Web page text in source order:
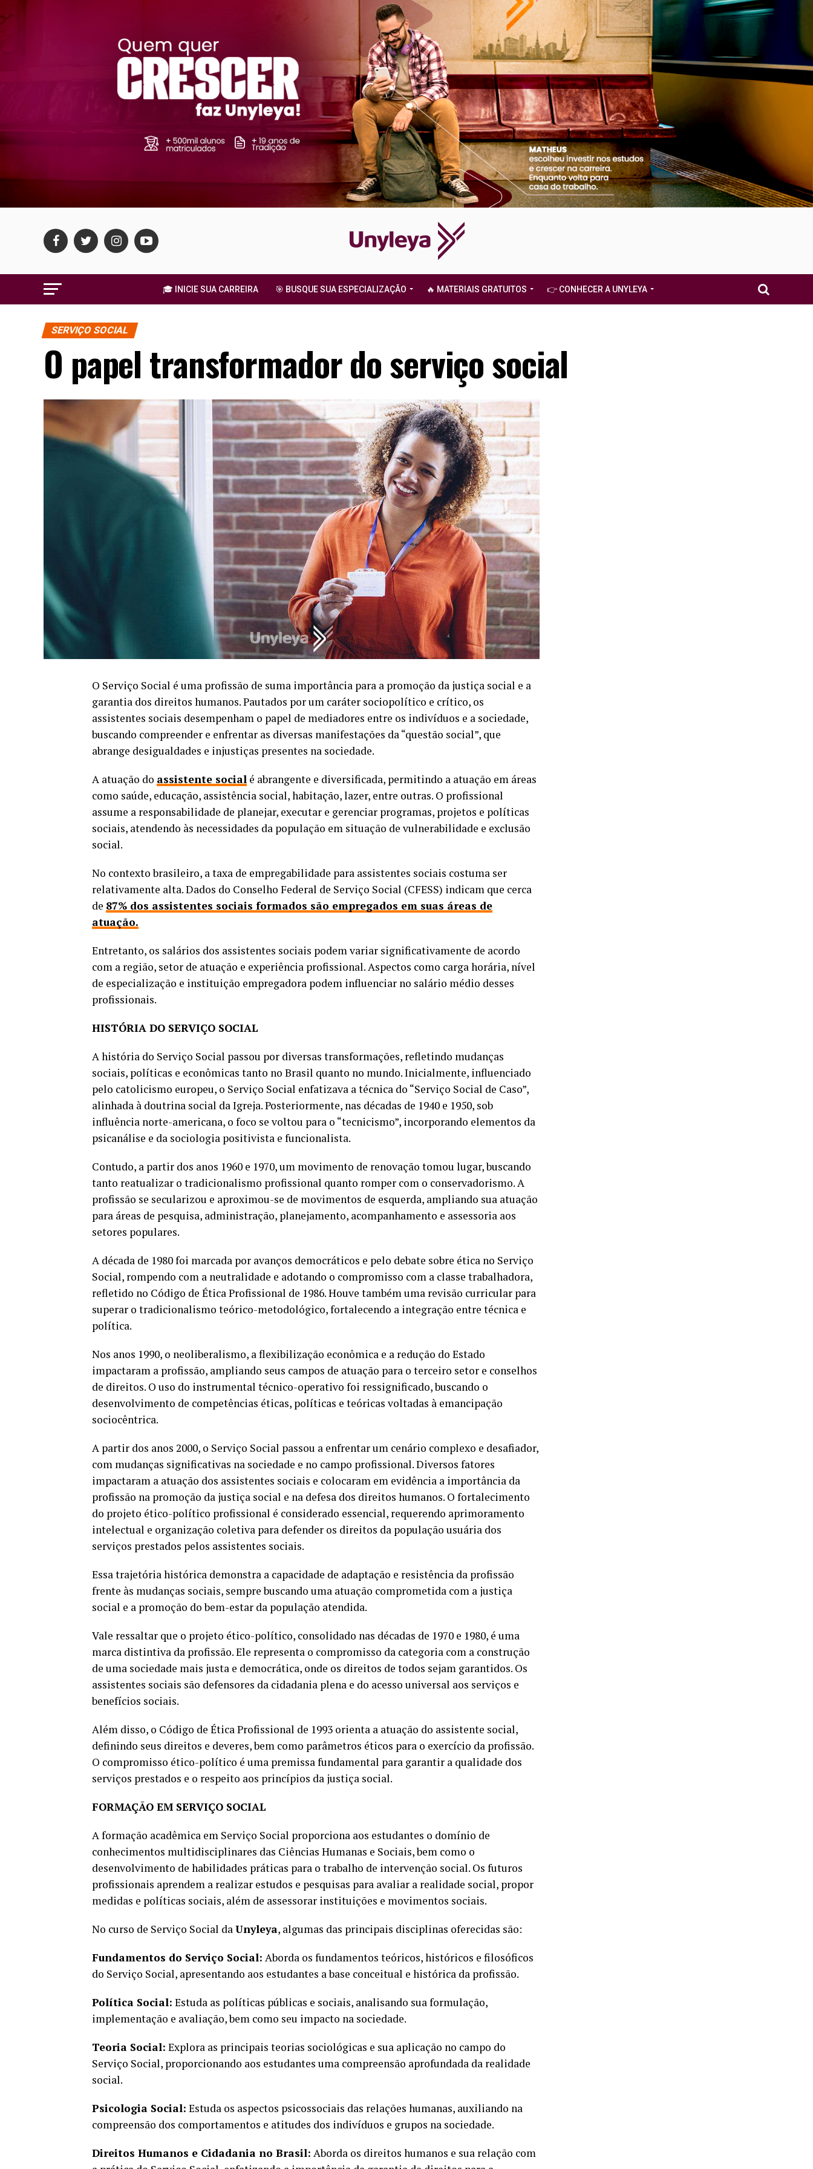
🎓 INICIE SUA CARREIRA 🎯 BUSQUE SUA ESPECIALIZAÇÃO 🔥 MATERIAIS GRATUITOS 👉 CONHECER A UNYLEYA
SERVIÇO SOCIAL
O papel transformador do serviço social
O Serviço Social é uma profissão de suma importância para a promoção da justiça social e a
garantia dos direitos humanos. Pautados por um caráter sociopolítico e crítico, os
assistentes sociais desempenham o papel de mediadores entre os indivíduos e a sociedade,
buscando compreender e enfrentar as diversas manifestações da “questão social”, que
abrange desigualdades e injustiças presentes na sociedade.
A atuação do assistente social é abrangente e diversificada, permitindo a atuação em áreas
como saúde, educação, assistência social, habitação, lazer, entre outras. O profissional
assume a responsabilidade de planejar, executar e gerenciar programas, projetos e políticas
sociais, atendendo às necessidades da população em situação de vulnerabilidade e exclusão
social.
No contexto brasileiro, a taxa de empregabilidade para assistentes sociais costuma ser
relativamente alta. Dados do Conselho Federal de Serviço Social (CFESS) indicam que cerca
de 87% dos assistentes sociais formados são empregados em suas áreas de
atuação.
Entretanto, os salários dos assistentes sociais podem variar significativamente de acordo
com a região, setor de atuação e experiência profissional. Aspectos como carga horária, nível
de especialização e instituição empregadora podem influenciar no salário médio desses
profissionais.
HISTÓRIA DO SERVIÇO SOCIAL
A história do Serviço Social passou por diversas transformações, refletindo mudanças
sociais, políticas e econômicas tanto no Brasil quanto no mundo. Inicialmente, influenciado
pelo catolicismo europeu, o Serviço Social enfatizava a técnica do “Serviço Social de Caso”,
alinhada à doutrina social da Igreja. Posteriormente, nas décadas de 1940 e 1950, sob
influência norte-americana, o foco se voltou para o “tecnicismo”, incorporando elementos da
psicanálise e da sociologia positivista e funcionalista.
Contudo, a partir dos anos 1960 e 1970, um movimento de renovação tomou lugar, buscando
tanto reatualizar o tradicionalismo profissional quanto romper com o conservadorismo. A
profissão se secularizou e aproximou-se de movimentos de esquerda, ampliando sua atuação
para áreas de pesquisa, administração, planejamento, acompanhamento e assessoria aos
setores populares.
A década de 1980 foi marcada por avanços democráticos e pelo debate sobre ética no Serviço
Social, rompendo com a neutralidade e adotando o compromisso com a classe trabalhadora,
refletido no Código de Ética Profissional de 1986. Houve também uma revisão curricular para
superar o tradicionalismo teórico-metodológico, fortalecendo a integração entre técnica e
política.
Nos anos 1990, o neoliberalismo, a flexibilização econômica e a redução do Estado
impactaram a profissão, ampliando seus campos de atuação para o terceiro setor e conselhos
de direitos. O uso do instrumental técnico-operativo foi ressignificado, buscando o
desenvolvimento de competências éticas, políticas e teóricas voltadas à emancipação
sociocêntrica.
A partir dos anos 2000, o Serviço Social passou a enfrentar um cenário complexo e desafiador,
com mudanças significativas na sociedade e no campo profissional. Diversos fatores
impactaram a atuação dos assistentes sociais e colocaram em evidência a importância da
profissão na promoção da justiça social e na defesa dos direitos humanos. O fortalecimento
do projeto ético-político profissional é considerado essencial, requerendo aprimoramento
intelectual e organização coletiva para defender os direitos da população usuária dos
serviços prestados pelos assistentes sociais.
Essa trajetória histórica demonstra a capacidade de adaptação e resistência da profissão
frente às mudanças sociais, sempre buscando uma atuação comprometida com a justiça
social e a promoção do bem-estar da população atendida.
Vale ressaltar que o projeto ético-político, consolidado nas décadas de 1970 e 1980, é uma
marca distintiva da profissão. Ele representa o compromisso da categoria com a construção
de uma sociedade mais justa e democrática, onde os direitos de todos sejam garantidos. Os
assistentes sociais são defensores da cidadania plena e do acesso universal aos serviços e
benefícios sociais.
Além disso, o Código de Ética Profissional de 1993 orienta a atuação do assistente social,
definindo seus direitos e deveres, bem como parâmetros éticos para o exercício da profissão.
O compromisso ético-político é uma premissa fundamental para garantir a qualidade dos
serviços prestados e o respeito aos princípios da justiça social.
FORMAÇÃO EM SERVIÇO SOCIAL
A formação acadêmica em Serviço Social proporciona aos estudantes o domínio de
conhecimentos multidisciplinares das Ciências Humanas e Sociais, bem como o
desenvolvimento de habilidades práticas para o trabalho de intervenção social. Os futuros
profissionais aprendem a realizar estudos e pesquisas para avaliar a realidade social, propor
medidas e políticas sociais, além de assessorar instituições e movimentos sociais.
No curso de Serviço Social daUnyleya, algumas das principais disciplinas oferecidas são:
Fundamentos do Serviço Social: Aborda os fundamentos teóricos, históricos e filosóficos
do Serviço Social, apresentando aos estudantes a base conceitual e histórica da profissão.
Política Social: Estuda as políticas públicas e sociais, analisando sua formulação,
implementação e avaliação, bem como seu impacto na sociedade.
Teoria Social: Explora as principais teorias sociológicas e sua aplicação no campo do
Serviço Social, proporcionando aos estudantes uma compreensão aprofundada da realidade
social.
Psicologia Social: Estuda os aspectos psicossociais das relações humanas, auxiliando na
compreensão dos comportamentos e atitudes dos indivíduos e grupos na sociedade.
Direitos Humanos e Cidadania no Brasil: Aborda os direitos humanos e sua relação com